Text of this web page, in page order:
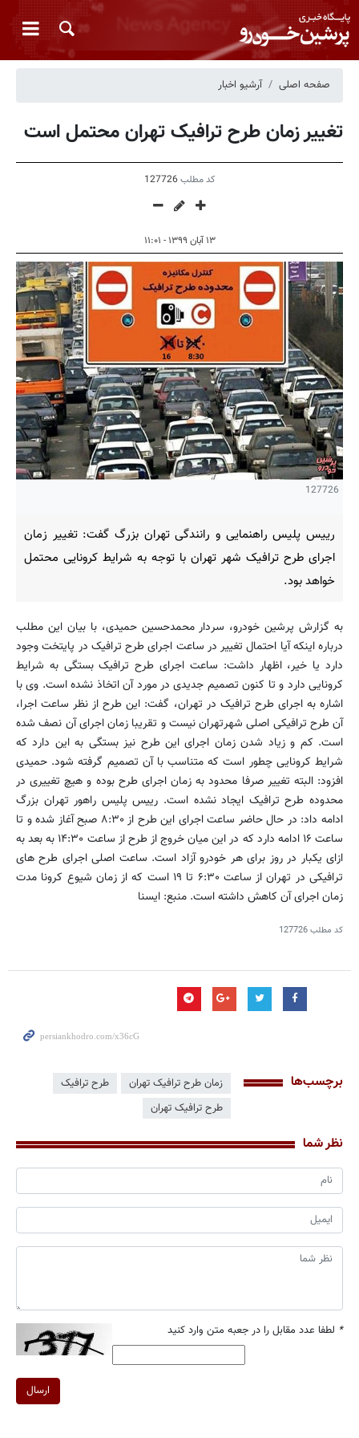
صفحه اصلی آرشیو اخبار
تغییر زمان طرح ترافیک تهران محتمل است
کد مطلب 127726
۱۳ آبان ۱۳۹۹ - ۱۱:۰۱
127726
رییس پلیس راهنمایی و رانندگی تهران بزرگ گفت: تغییر زمان
اجرای طرح ترافیک شهر تهران با توجه به شرایط کرونایی محتمل
خواهد بود.
به گزارش پرشین خودرو، سردار محمدحسین حمیدی، با بیان این مطلب
درباره اینکه آیا احتمال تغییر در ساعت اجرای طرح ترافیک در پایتخت وجود
دارد یا خیر، اظهار داشت: ساعت اجرای طرح ترافیک بستگی به شرایط
کرونایی دارد و تا کنون تصمیم جدیدی در مورد آن اتخاذ نشده است. وی با
اشاره به اجرای طرح ترافیک در تهران، گفت: این طرح از نظر ساعت اجرا،
آن طرح ترافیکی اصلی شهرتهران نیست و تقریبا زمان اجرای آن نصف شده
است. کم و زیاد شدن زمان اجرای این طرح نیز بستگی به این دارد که
شرایط کرونایی چطور است که متناسب با آن تصمیم گرفته شود. حمیدی
افزود: البته تغییر صرفا محدود به زمان اجرای طرح بوده و هیچ تغییری در
محدوده طرح ترافیک ایجاد نشده است. رییس پلیس راهور تهران بزرگ
ادامه داد: در حال حاضر ساعت اجرای این طرح از ۸:۳۰ صبح آغاز شده و تا
ساعت ۱۶ ادامه دارد که در این میان خروج از طرح از ساعت ۱۴:۳۰ به بعد به
ازای یکبار در روز برای هر خودرو آزاد است. ساعت اصلی اجرای طرح های
ترافیکی در تهران از ساعت ۶:۳۰ تا ۱۹ است که از زمان شیوع کرونا مدت
زمان اجرای آن کاهش داشته است. منبع: ایسنا
کد مطلب127726
برچسب‌ها زمان طرح ترافیک تهران
طرح ترافیک
طرح ترافیک تهران
نظر شما
* لطفا عدد مقابل را در جعبه متن وارد کنید
ارسال